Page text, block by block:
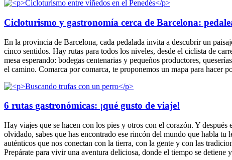
Cicloturismo y gastronomía cerca de Barcelona:
En la provincia de Barcelona, cada pedalada invita a descubrir un
cinco sentidos. Hay rutas para todos los niveles, desde el ciclista de
mesa esperando: bodegas centenarias y pequeños productores,
el camino. Comarca por comarca, te proponemos un mapa para hacer
6 rutas gastronómicas: ¡qué gusto de viaje!
Hay viajes que se hacen con los pies y otros con el corazón. Y
olvidado, sabes que has encontrado ese rincón del mundo que habla
auténticos que nos conectan con la tierra, con la gente y con las
Prepárate para vivir una aventura deliciosa, donde el tiempo se